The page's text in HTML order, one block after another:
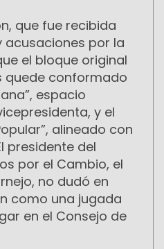
que fue recibida
por la
el bloque original
quede conformado
espacio
y el
alineado con
presidente del
por el Cambio, el
no dudó en
como una jugada
en el Consejo de